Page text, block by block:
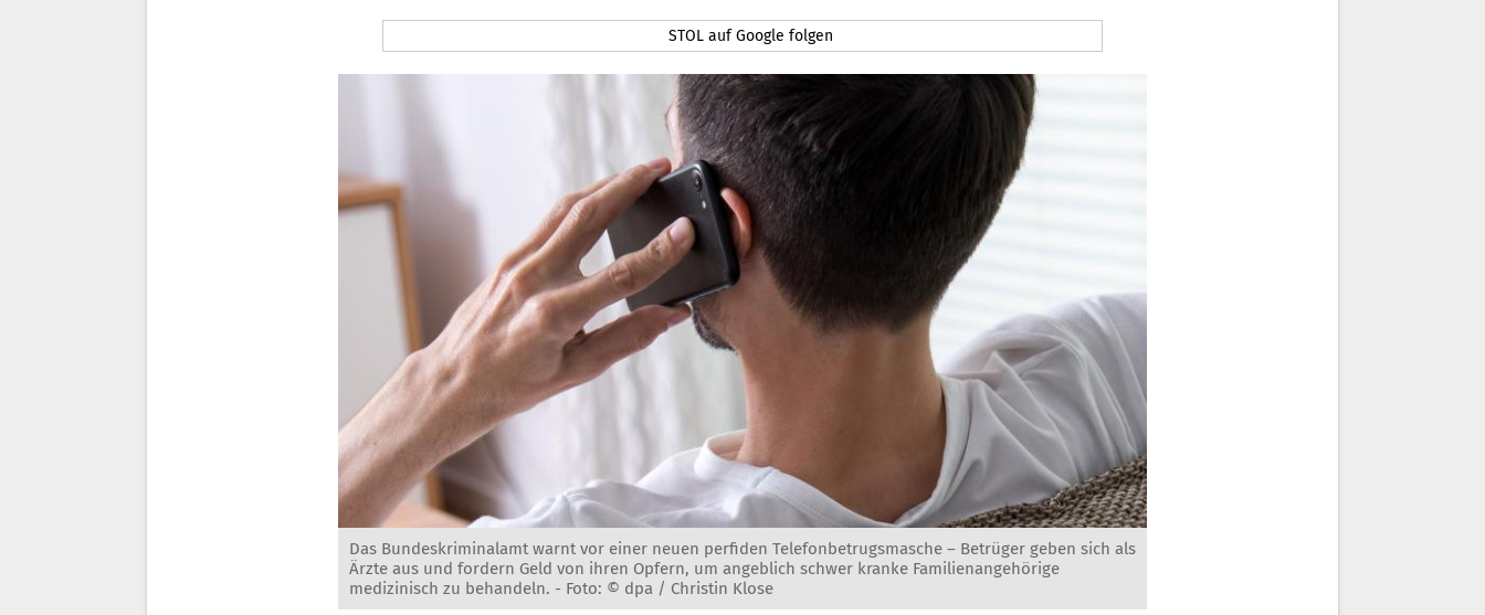
STOL auf Google folgen
Das Bundeskriminalamt warnt vor einer neuen perfiden Telefonbetrugsmasche – Betrüger geben sich als
Ärzte aus und fordern Geld von ihren Opfern, um angeblich schwer kranke Familienangehörige
medizinisch zu behandeln. - Foto: © dpa / Christin Klose